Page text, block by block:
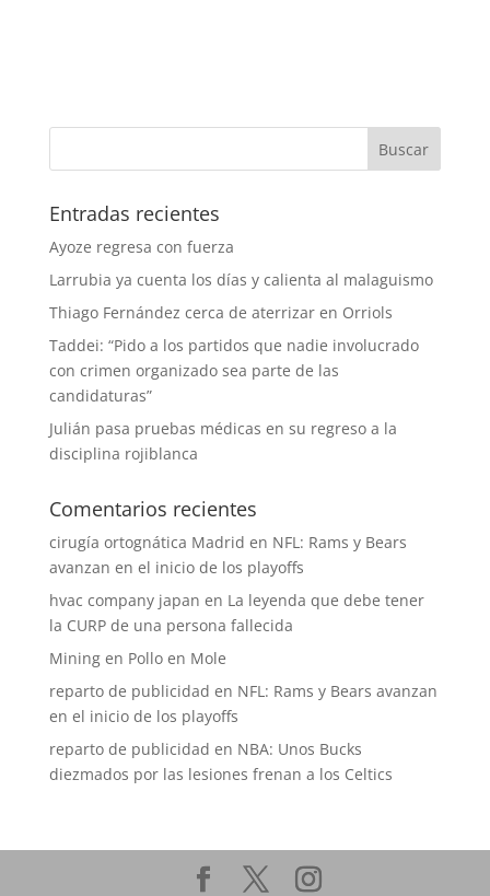
Entradas recientes
Ayoze regresa con fuerza
Larrubia ya cuenta los días y calienta al malaguismo
Thiago Fernández cerca de aterrizar en Orriols
Taddei: “Pido a los partidos que nadie involucrado
con crimen organizado sea parte de las
candidaturas”
Julián pasa pruebas médicas en su regreso a la
disciplina rojiblanca
Comentarios recientes
cirugía ortognática Madrid en NFL: Rams y Bears
avanzan en el inicio de los playoffs
hvac company japan en La leyenda que debe tener
la CURP de una persona fallecida
Miningen Pollo en Mole
reparto de publicidad en NFL: Rams y Bears avanzan
en el inicio de los playoffs
reparto de publicidad en NBA: Unos Bucks
diezmados por las lesiones frenan a los Celtics